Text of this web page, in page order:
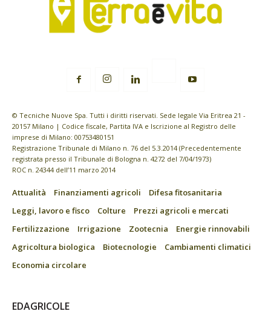
© Tecniche Nuove Spa. Tutti i diritti riservati. Sede legale Via Eritrea 21 -
20157 Milano | Codice fiscale, Partita IVA e Iscrizione al Registro delle
imprese di Milano: 00753480151
Registrazione Tribunale di Milano n. 76 del 5.3.2014 (Precedentemente
registrata presso il Tribunale di Bologna n. 4272 del 7/04/1973)
ROC n. 24344 dell’11 marzo 2014
Attualità Finanziamenti agricoli
Difesa fitosanitaria
Leggi, lavoro e fisco
Colture
Prezzi agricoli e mercati
Fertilizzazione
Irrigazione Zootecnia
Energie rinnovabili
Agricoltura biologica
Biotecnologie
Cambiamenti climatici
Economia circolare
EDAGRICOLE